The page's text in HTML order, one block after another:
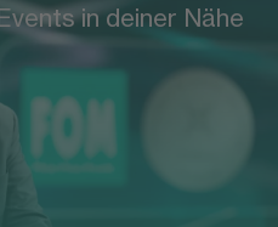
in deiner Nähe